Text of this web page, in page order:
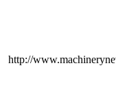
http://